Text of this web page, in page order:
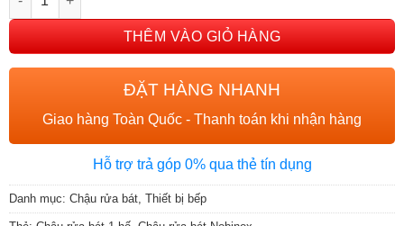
THÊM VÀO GIỎ HÀNG
ĐẶT HÀNG NHANH
Giao hàng Toàn Quốc - Thanh toán khi nhận hàng
Hỗ trợ trả góp 0% qua thẻ tín dụng
Danh mục: Chậu rửa bát, Thiết bị bếp